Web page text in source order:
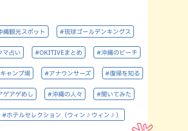
縄観光スポット #琉球ゴールデンキングス
マ占い #OKITIVEまとめ #沖縄のビーチ
ャンプ場 #アナウンサーズ #復帰を知る
ゲアゲめし #沖縄の人々 #聞いてみた
#ホテルセレクション（ウィン♪ウィン♪）